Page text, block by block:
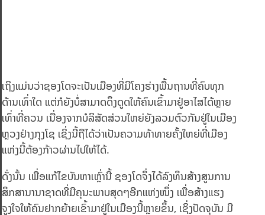
ເຖິງແມ່ນວ່າຊອງໂດຈະເປັນເມືອງທີ່ມີໂຄງຮ່າງພື້ນຖານທີ່ຄົບທຸກ
ດ້ານເທົ່າໃດ ແຕ່ກໍຍັງບໍ່ສາມາດດຶງດູດໃຫ້ຄົນເຂົ້າມາຢູ່ອາໄສໄດ້ຫຼາຍ
ເທົ່າທີ່ຄວນ ເນື່ອງຈາກບໍລິສັດສ່ວນໃຫຍ່ຍັງລວມຕົວກັນຢູ່ໃນເມືອງ
ຫຼວງຢ່າງກຸງໂຊ ເຊິ່ງນີ້ຖືໄດ້ວ່າເປັນຄວາມທ້າທາຍຄັ້ງໃຫຍ່ທີ່ເມືອງ
ແຫ່ງນີ້ຕ້ອງກ້າວຜ່ານໄປໃຫ້ໄດ້.
ດັ່ງນັ້ນ ເພື່ອແກ້ໄຂບັນຫາເຫຼົ່ານີ້ ຊອງໂດຈຶ່ງໄດ້ລົງທຶນສ້າງສູນການ
ສຶກສານານາຊາດທີ່ມີຄຸນະພາບສຸດໆອີກແຫ່ງໜຶ່ງ ເພື່ອສ້າງແຮງ
ຈູງໃຈໃຫ້ຄົນຢາກຍ້າຍເຂົ້າມາຢູ່ໃນເມືອງນີ້ຫຼາຍຂຶ້ນ, ເຊິ່ງປັດຈຸບັນ ມີ